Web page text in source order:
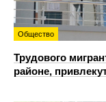
Общество
Трудового
районе,